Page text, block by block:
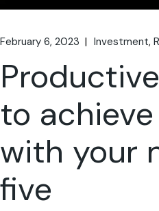
February 6, 2023 Investment
to
with your
five